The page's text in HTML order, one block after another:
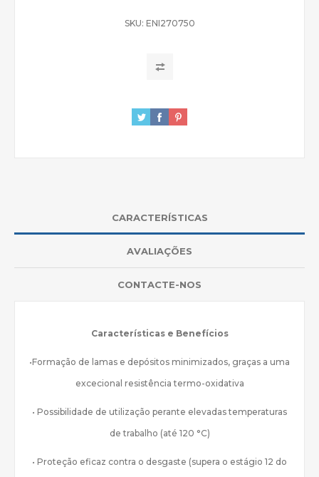
SKU: ENI270750
CARACTERÍSTICAS
AVALIAÇÕES
CONTACTE-NOS
Características e Benefícios
•Formação de lamas e depósitos minimizados, graças a uma
excecional resistência termo-oxidativa
• Possibilidade de utilização perante elevadas temperaturas
de trabalho (até 120 °C)
• Proteção eficaz contra o desgaste (supera o estágio 12 do